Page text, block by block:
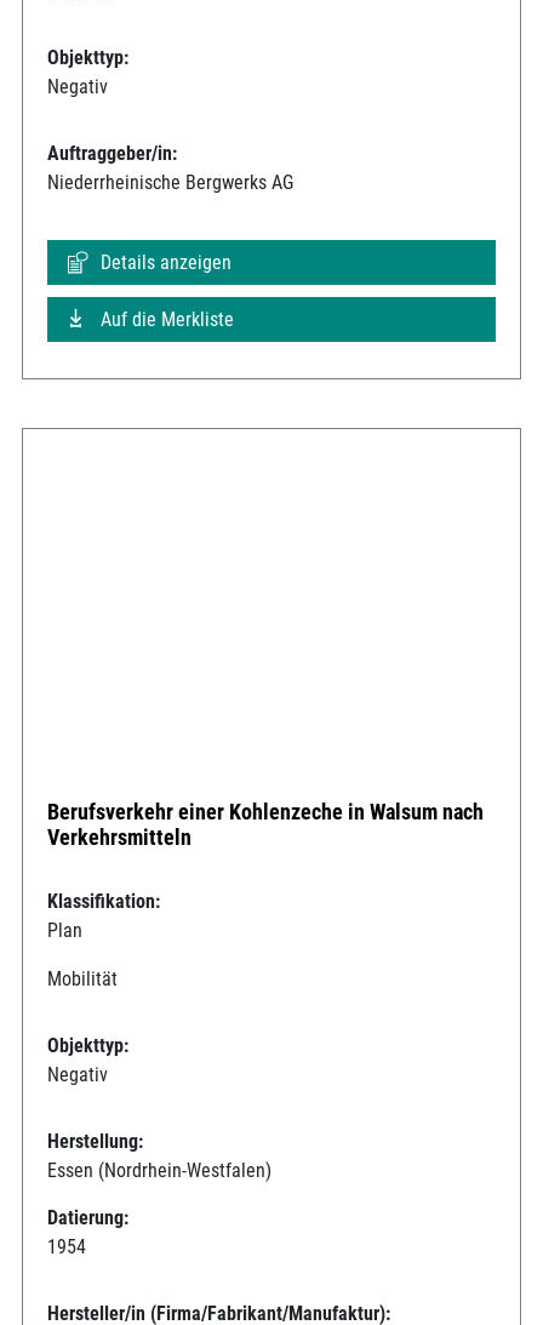
Objekttyp:
Negativ
Auftraggeber/in:
Niederrheinische Bergwerks AG
Details anzeigen
Auf die Merkliste
Berufsverkehr einer Kohlenzeche in Walsum nach
Verkehrsmitteln
Klassifikation:
Plan
Mobilität
Objekttyp:
Negativ
Herstellung:
Essen (Nordrhein-Westfalen)
Datierung:
1954
Hersteller/in (Firma/Fabrikant/Manufaktur):